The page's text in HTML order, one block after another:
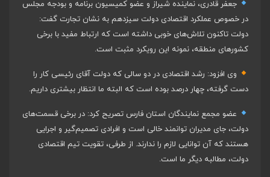
جعفر قادری، نماینده شیراز و عضو کمیسیون برنامه و بودجه مجلس
در خصوص عملکرد اقتصادی دولت سیزدهم به نشان تجارت گفت:
دولت تاکنون تلاش‌های خوبی داشته است که ارتباط مفید با برخی
کشور‌های منطقه، نمونه این رویکرد مثبت است.
وی افزود: رشد اقتصادی در دو سالی که دولت آقای رئیسی کار را
دست گرفته، چهار درصد بوده است که البته ما انتظار بیشتری داریم.
عضو مجمع نمایندگان استان فارس تصریح کرد: در برخی قسمت‌های
دولت، جای مدیران توانمند خالی است و افرادی تصمیم‌گیر و اجرایی
هستند که آن توانایی لازم را ندارند. از طرفی، تقویت تیم اقتصادی
دولت، مطالبه دیگر ما است.